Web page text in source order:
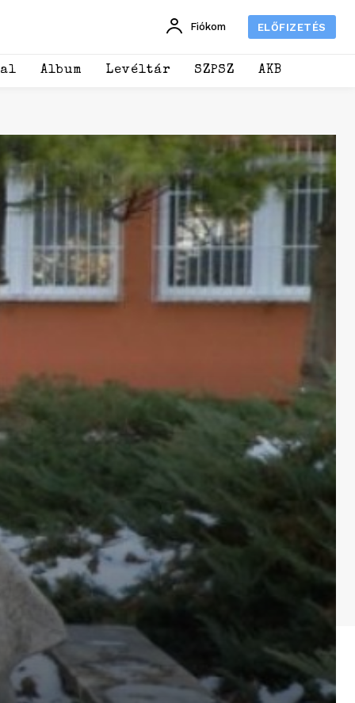
Fiókom ELŐFIZETÉS
Album Levéltár SZPSZ AKB